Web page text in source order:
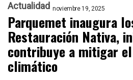
Actualidad noviembre 19, 2025
Parquemet inaugura
Restauración Nativa,
contribuye a mitigar
climático